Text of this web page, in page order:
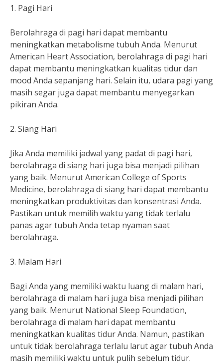
1. Pagi Hari
Berolahraga di pagi hari dapat membantu
meningkatkan metabolisme tubuh Anda. Menurut
American Heart Association, berolahraga di pagi hari
dapat membantu meningkatkan kualitas tidur dan
mood Anda sepanjang hari. Selain itu, udara pagi yang
masih segar juga dapat membantu menyegarkan
pikiran Anda.
2. Siang Hari
Jika Anda memiliki jadwal yang padat di pagi hari,
berolahraga di siang hari juga bisa menjadi pilihan
yang baik. Menurut American College of Sports
Medicine, berolahraga di siang hari dapat membantu
meningkatkan produktivitas dan konsentrasi Anda.
Pastikan untuk memilih waktu yang tidak terlalu
panas agar tubuh Anda tetap nyaman saat
berolahraga.
3. Malam Hari
Bagi Anda yang memiliki waktu luang di malam hari,
berolahraga di malam hari juga bisa menjadi pilihan
yang baik. Menurut National Sleep Foundation,
berolahraga di malam hari dapat membantu
meningkatkan kualitas tidur Anda. Namun, pastikan
untuk tidak berolahraga terlalu larut agar tubuh Anda
masih memiliki waktu untuk pulih sebelum tidur.